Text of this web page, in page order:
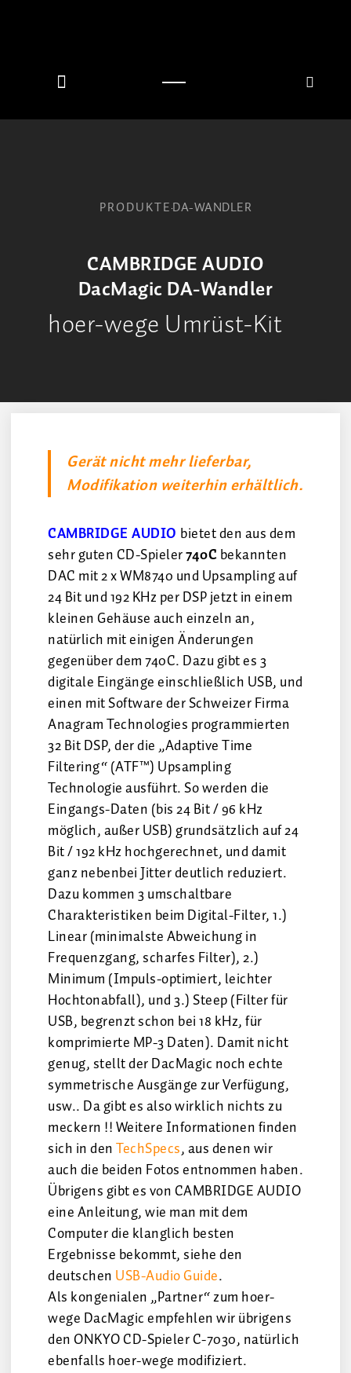
PRODUKTE DA-WANDLER
CAMBRIDGE AUDIO
DacMagic DA-Wandler
hoer-wege Umrüst-Kit
Gerät nicht mehr lieferbar,
Modifikation weiterhin erhältlich.
CAMBRIDGE AUDIO bietet den aus dem
sehr guten CD-Spieler740Cbekannten
DAC mit 2 x WM8740 und Upsampling auf
24 Bit und 192 KHz per DSP jetzt in einem
kleinen Gehäuse auch einzeln an,
natürlich mit einigen Änderungen
gegenüber dem 740C. Dazu gibt es 3
digitale Eingänge einschließlich USB, und
einen mit Software der Schweizer Firma
Anagram Technologies programmierten
32 Bit DSP, der die „Adaptive Time
Filtering“ (ATF™) Upsampling
Technologie ausführt. So werden die
Eingangs-Daten (bis 24 Bit / 96 kHz
möglich, außer USB) grundsätzlich auf 24
Bit / 192 kHz hochgerechnet, und damit
ganz nebenbei Jitter deutlich reduziert.
Dazu kommen 3 umschaltbare
Charakteristiken beim Digital-Filter, 1.)
Linear (minimalste Abweichung in
Frequenzgang, scharfes Filter), 2.)
Minimum (Impuls-optimiert, leichter
Hochtonabfall), und 3.) Steep (Filter für
USB, begrenzt schon bei 18 kHz, für
komprimierte MP-3 Daten). Damit nicht
genug, stellt der DacMagic noch echte
symmetrische Ausgänge zur Verfügung,
usw.. Da gibt es also wirklich nichts zu
meckern !! Weitere Informationen finden
sich in denTechSpecs, aus denen wir
auch die beiden Fotos entnommen haben.
Übrigens gibt es von CAMBRIDGE AUDIO
eine Anleitung, wie man mit dem
Computer die klanglich besten
Ergebnisse bekommt, siehe den
deutschen USB-Audio Guide.
Als kongenialen „Partner“ zum hoer-
wege DacMagic empfehlen wir übrigens
den ONKYO CD-Spieler C-7030, natürlich
ebenfalls hoer-wege modifiziert.